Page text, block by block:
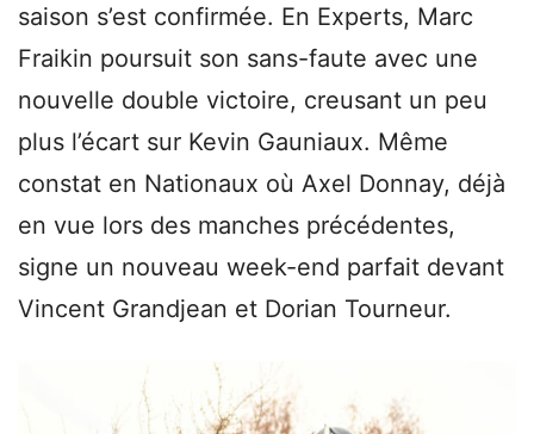
saison s’est confirmée. En Experts, Marc
Fraikin poursuit son sans-faute avec une
nouvelle double victoire, creusant un peu
plus l’écart sur Kevin Gauniaux. Même
constat en Nationaux où Axel Donnay, déjà
en vue lors des manches précédentes,
signe un nouveau week-end parfait devant
Vincent Grandjean et Dorian Tourneur.